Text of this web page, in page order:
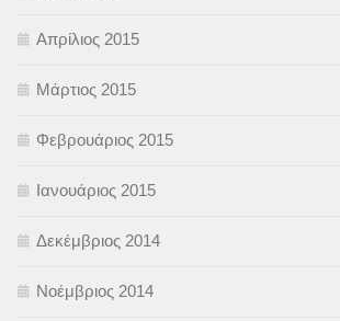
Απρίλιος 2015
Μάρτιος 2015
Φεβρουάριος 2015
Ιανουάριος 2015
Δεκέμβριος 2014
Νοέμβριος 2014